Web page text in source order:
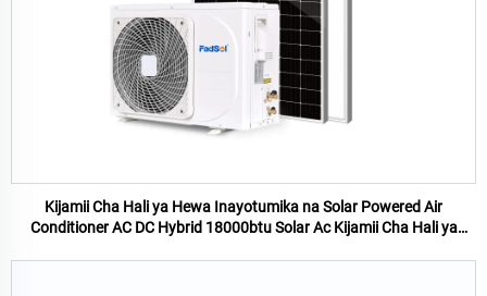
Kijamii Cha Hali ya Hewa Inayotumika na Solar Powered Air
Conditioner AC DC Hybrid 18000btu Solar Ac Kijamii Cha Hali ya